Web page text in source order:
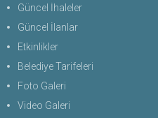
Güncel İhaleler
Güncel İlanlar
Etkinlikler
Belediye Tarifeleri
Foto Galeri
Video Galeri